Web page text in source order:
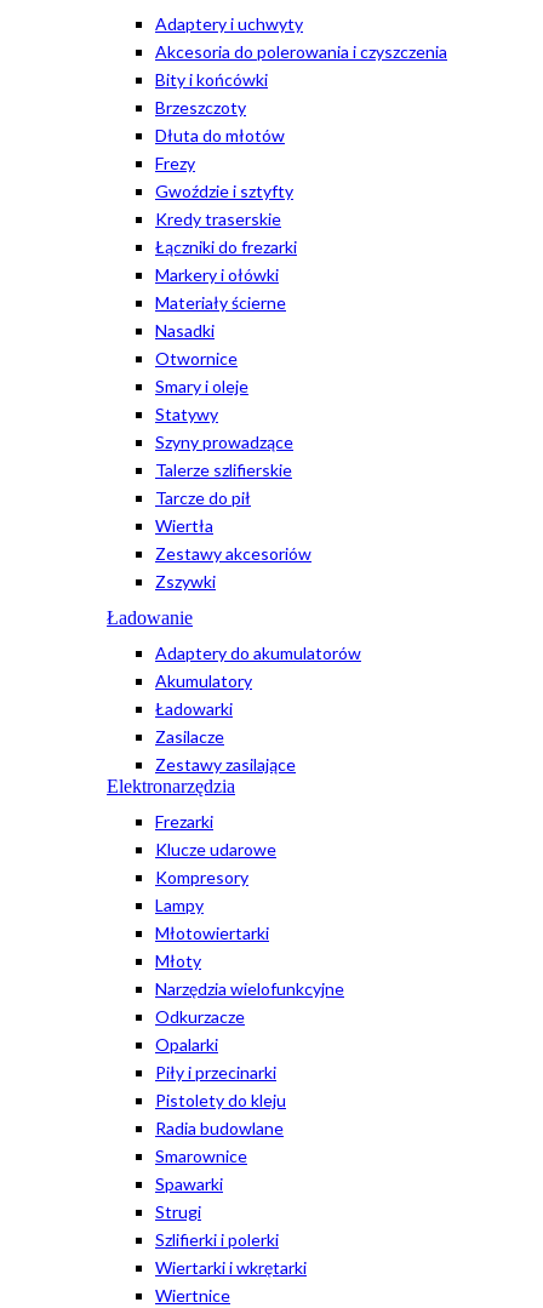
Adaptery i uchwyty
Akcesoria do polerowania i czyszczenia
Bity i końcówki
Brzeszczoty
Dłuta do młotów
Frezy
Gwoździe i sztyfty
Kredy traserskie
Łączniki do frezarki
Markery i ołówki
Materiały ścierne
Nasadki
Otwornice
Smary i oleje
Statywy
Szyny prowadzące
Talerze szlifierskie
Tarcze do pił
Wiertła
Zestawy akcesoriów
Zszywki
Ładowanie
Adaptery do akumulatorów
Akumulatory
Ładowarki
Zasilacze
Zestawy zasilające
Elektronarzędzia
Frezarki
Klucze udarowe
Kompresory
Lampy
Młotowiertarki
Młoty
Narzędzia wielofunkcyjne
Odkurzacze
Opalarki
Piły i przecinarki
Pistolety do kleju
Radia budowlane
Smarownice
Spawarki
Strugi
Szlifierki i polerki
Wiertarki i wkrętarki
Wiertnice